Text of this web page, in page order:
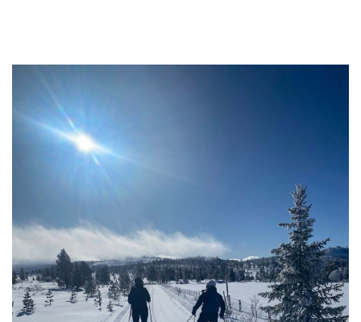
Skrevet av
1. juni 2026